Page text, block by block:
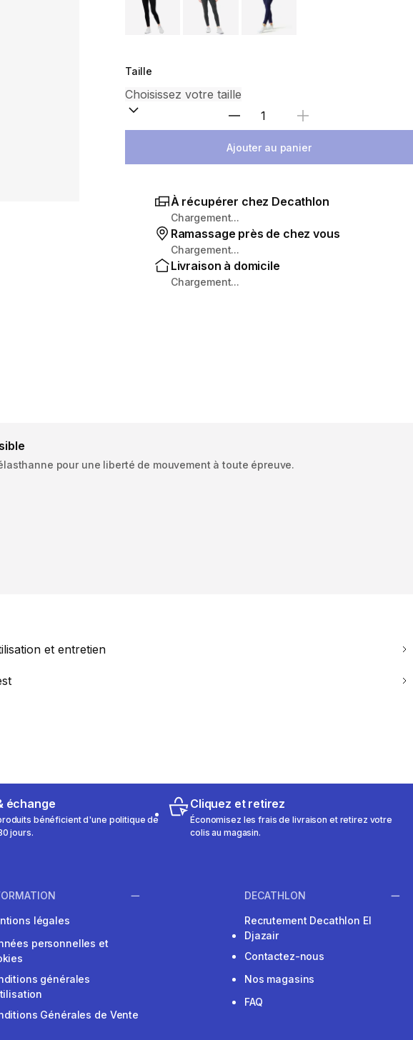
Taille
Sélectionnez la quantité
Ajouter au panier
À récupérer chez Decathlon
Chargement...
Ramassage près de chez vous
Chargement...
Livraison à domicile
Chargement...
pour une liberté de mouvement à toute épreuve.
et entretien
échange
bénéficient d'une politique de
jours.
Cliquez et retirez
Économisez les frais de livraison et retirez votre
colis au magasin.
légales
personnelles et
générales
Générales de Vente
DECATHLON
Recrutement Decathlon El
Djazair
Contactez-nous
Nos magasins
FAQ